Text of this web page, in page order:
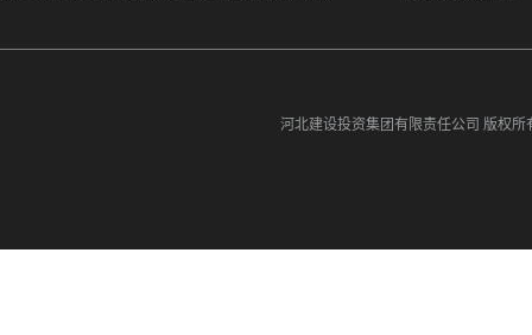
河北建设投资集团有限责任公司 版权所